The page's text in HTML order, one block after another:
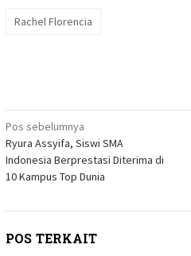
Rachel Florencia
Navigasi
pos
Pos sebelumnya
Ryura Assyifa, Siswi SMA
Indonesia Berprestasi Diterima di
10 Kampus Top Dunia
POS TERKAIT